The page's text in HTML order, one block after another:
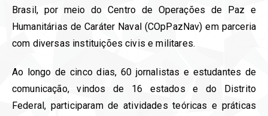
Brasil, por meio do Centro de Operações de Paz e
Humanitárias de Caráter Naval (COpPazNav) em parceria
com diversas instituições civis e militares.
Ao longo de cinco dias, 60 jornalistas e estudantes de
comunicação, vindos de 16 estados e do Distrito
Federal, participaram de atividades teóricas e práticas